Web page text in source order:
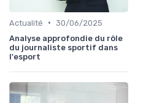
Actualité • 30/06/2025
Analyse approfondie du rôle
du journaliste sportif dans
l'esport